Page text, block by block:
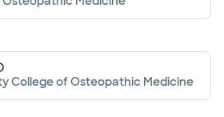
College of Osteopathic Medicine